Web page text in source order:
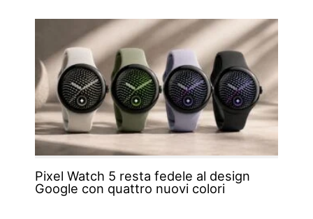
Pixel Watch 5 resta fedele al design
Google con quattro nuovi colori